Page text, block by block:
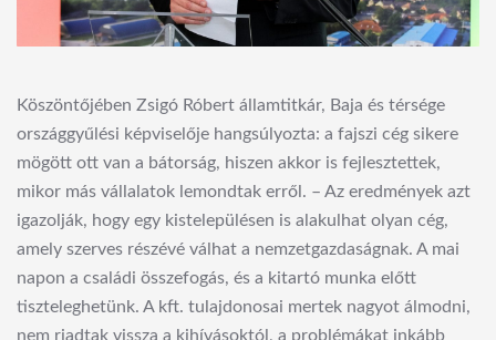
Köszöntőjében Zsigó Róbert államtitkár, Baja és térsége
országgyűlési képviselője hangsúlyozta: a fajszi cég sikere
mögött ott van a bátorság, hiszen akkor is fejlesztettek,
mikor más vállalatok lemondtak erről. – Az eredmények azt
igazolják, hogy egy kistelepülésen is alakulhat olyan cég,
amely szerves részévé válhat a nemzetgazdaságnak. A mai
napon a családi összefogás, és a kitartó munka előtt
tiszteleghetünk. A kft. tulajdonosai mertek nagyot álmodni,
nem riadtak vissza a kihívásoktól, a problémákat inkább